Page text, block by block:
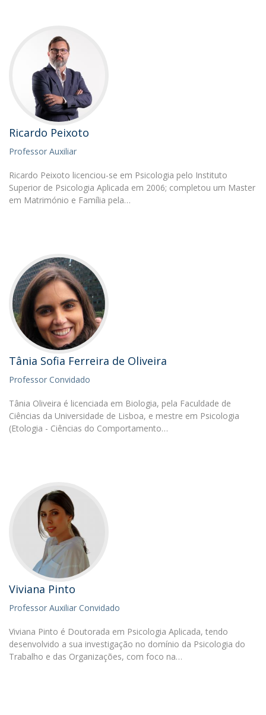
Ricardo Peixoto
Professor Auxiliar
Ricardo Peixoto licenciou-se em Psicologia pelo Instituto
Superior de Psicologia Aplicada em 2006; completou um Master
em Matrimónio e Família pela…
Tânia Sofia Ferreira de Oliveira
Professor Convidado
Tânia Oliveira é licenciada em Biologia, pela Faculdade de
Ciências da Universidade de Lisboa, e mestre em Psicologia
(Etologia - Ciências do Comportamento…
Viviana Pinto
Professor Auxiliar Convidado
Viviana Pinto é Doutorada em Psicologia Aplicada, tendo
desenvolvido a sua investigação no domínio da Psicologia do
Trabalho e das Organizações, com foco na…